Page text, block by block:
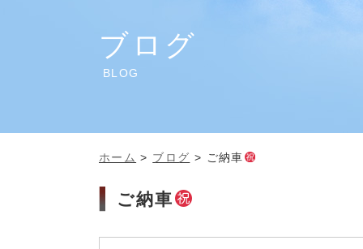
ブログ
BLOG
ホーム > ブログ > ご納車
ご納車